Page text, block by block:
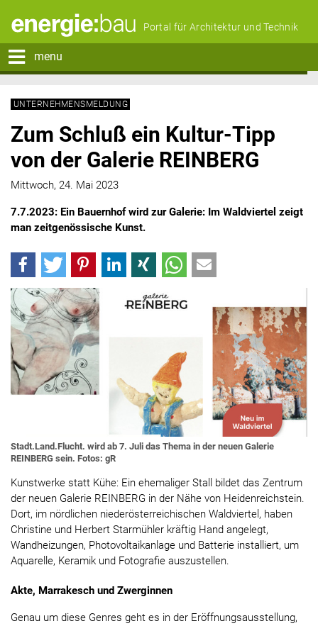
Portal für Architektur und Technik
menu
UNTERNEHMENSMELDUNG
Zum Schluß ein Kultur-Tipp
von der Galerie REINBERG
Mittwoch, 24. Mai 2023
7.7.2023: Ein Bauernhof wird zur Galerie: Im Waldviertel zeigt
man zeitgenössische Kunst.
Stadt.Land.Flucht. wird ab 7. Juli das Thema in der neuen Galerie
REINBERG sein. Fotos: gR
Kunstwerke statt Kühe: Ein ehemaliger Stall bildet das Zentrum
der neuen Galerie REINBERG in der Nähe von Heidenreichstein.
Dort, im nördlichen niederösterreichischen Waldviertel, haben
Christine und Herbert Starmühler kräftig Hand angelegt,
Wandheizungen, Photovoltaikanlage und Batterie installiert, um
Aquarelle, Keramik und Fotografie auszustellen.
Akte, Marrakesch und Zwerginnen
Genau um diese Genres geht es in der Eröffnungsausstellung,